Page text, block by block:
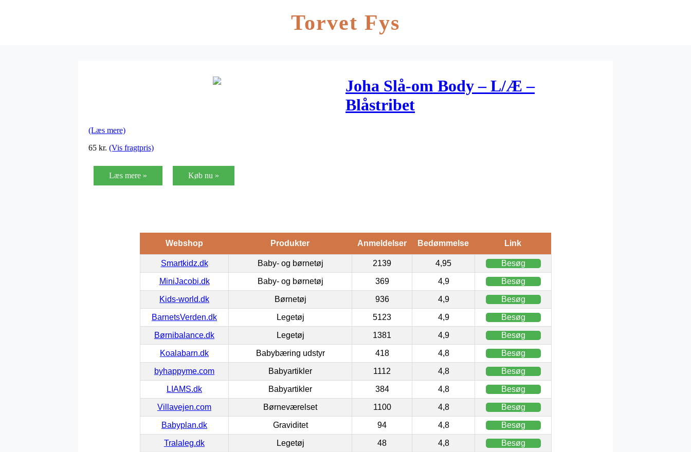
Torvet Fys
Joha Slå-om Body – L/Æ –
Blåstribet
(Læs mere)
65 kr. (Vis fragtpris)
Læs mere » Køb nu »
Webshop Produkter Anmeldelser Bedømmelse Link
Smartkidz.dk Baby- og børnetøj 2139 4,95 Besøg
MiniJacobi.dk Baby- og børnetøj 369 4,9 Besøg
Kids-world.dk Børnetøj 936 4,9 Besøg
BarnetsVerden.dk Legetøj 5123 4,9 Besøg
Børnibalance.dk Legetøj 1381 4,9 Besøg
Koalabarn.dk Babybæring udstyr 418 4,8 Besøg
byhappyme.com Babyartikler 1112 4,8 Besøg
LIAMS.dk Babyartikler 384 4,8 Besøg
Villavejen.com Børneværelset 1100 4,8 Besøg
Babyplan.dk Graviditet 94 4,8 Besøg
Tralaleg.dk Legetøj 48 4,8 Besøg